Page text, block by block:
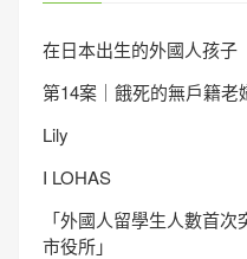
在日本出生的外國人孩子
第14案｜餓死的無戶籍老
Lily
I LOHAS
「外國人留學生人數首
市役所」